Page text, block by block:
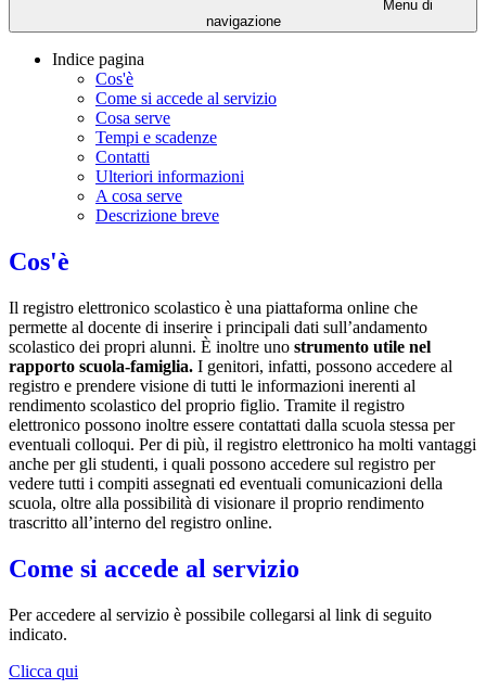
Menu di
navigazione
Indice pagina
Cos'è
Come si accede al servizio
Cosa serve
Tempi e scadenze
Contatti
Ulteriori informazioni
A cosa serve
Descrizione breve
Cos'è
Il registro elettronico scolastico è una piattaforma online che
permette al docente di inserire i principali dati sull’andamento
scolastico dei propri alunni. È inoltre uno strumento utile nel
rapporto scuola-famiglia. I genitori, infatti, possono accedere al
registro e prendere visione di tutti le informazioni inerenti al
rendimento scolastico del proprio figlio. Tramite il registro
elettronico possono inoltre essere contattati dalla scuola stessa per
eventuali colloqui. Per di più, il registro elettronico ha molti vantaggi
anche per gli studenti, i quali possono accedere sul registro per
vedere tutti i compiti assegnati ed eventuali comunicazioni della
scuola, oltre alla possibilità di visionare il proprio rendimento
trascritto all’interno del registro online.
Come si accede al servizio
Per accedere al servizio è possibile collegarsi al link di seguito
indicato.
Clicca qui